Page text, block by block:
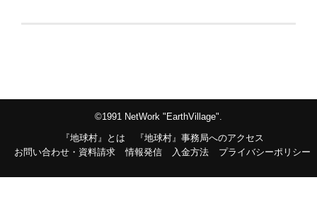
©1991 NetWork "EarthVillage".
『地球村』とは
『地球村』事務局へのアクセス
お問い合わせ・資料請求
情報発信 入金方法 プライバシーポリシー